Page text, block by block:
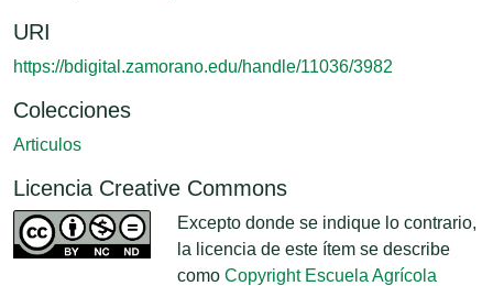
URI
https://bdigital.zamorano.edu/handle/11036/3982
Colecciones
Articulos
Licencia Creative Commons
Excepto donde se indique lo contrario,
la licencia de este ítem se describe
como Copyright Escuela Agrícola